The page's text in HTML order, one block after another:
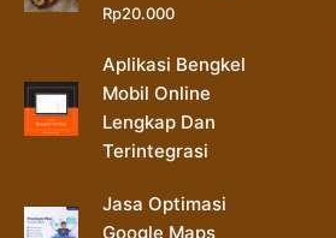
Rp20.000
Aplikasi Bengkel
Mobil Online
Lengkap Dan
Terintegrasi
Jasa Optimasi
Google Maps